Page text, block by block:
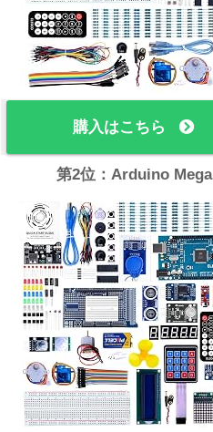
購入はこちら
第2位：Arduino Mega